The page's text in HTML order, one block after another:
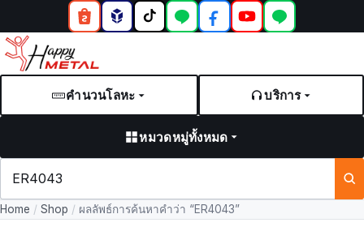
คำนวนโลหะ บริการ
หมวดหมู่ทั้งหมด
และ
Home / Shop / ผลลัพธ์การค้นหาคำว่า “ER4043”